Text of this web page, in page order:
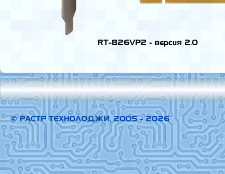
RT-826VP2 - версия 2.0
© РАСТР ТЕХНОЛОДЖИ, 2005 - 2026